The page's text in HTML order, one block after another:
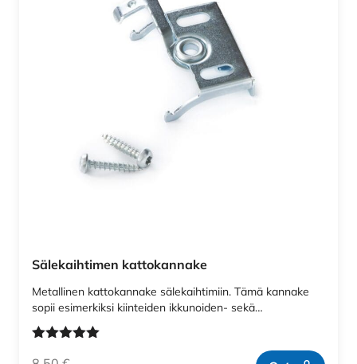
Sälekaihtimen kattokannake
Metallinen kattokannake sälekaihtimiin. Tämä kannake
sopii esimerkiksi kiinteiden ikkunoiden- sekä…